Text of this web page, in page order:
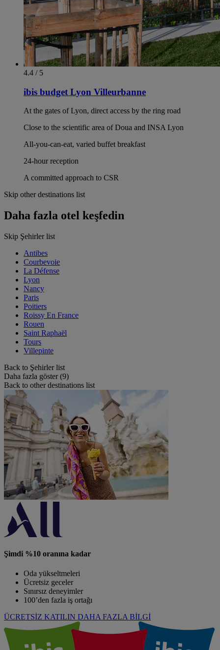
4.4 / 5
ibis budget Lyon Villeurbanne
At the gates of Lyon, direct access by the ring road
Close to the scientific area of Doua and INSA Lyon
All-you-can-eat, varied buffet breakfast
24-hour reception
A committed approach to CSR
Skip other destinations list
Daha fazla otel keşfedin
Skip Şehirler list
Antibes
Courbevoie
La Défense
Lyon
Nancy
Paris
Poitiers
Roissy En France
Rouen
Saint Raphaël
Tours
Villepinte
Back to Şehirler list
Daha fazla göster (9)
Back to other destinations list
Şimdi %10 oranına kadar
Oda yükseltmeleri
Ücretsiz geceler
Sınırsız deneyimler
100’den fazla iş ortağı
ÜCRETSİZ KATILIN DAHA FAZLA BİLGİ